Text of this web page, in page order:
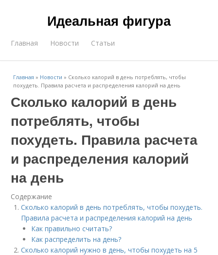
Идеальная фигура
Главная Новости Статьи
Главная » Новости » Сколько калорий в день потреблять, чтобы
похудеть. Правила расчета и распределения калорий на день
Сколько калорий в день
потреблять, чтобы
похудеть. Правила расчета
и распределения калорий
на день
Содержание
Сколько калорий в день потреблять, чтобы похудеть.
Правила расчета и распределения калорий на день
Как правильно считать?
Как распределить на день?
Сколько калорий нужно в день, чтобы похудеть на 5